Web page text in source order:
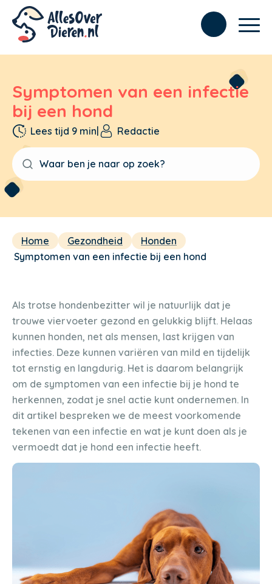
Symptomen van een infectie
bij een hond
Lees tijd 9 min| Redactie
Home Gezondheid
Honden
Symptomen van een infectie bij een hond
Als trotse hondenbezitter wil je natuurlijk dat je
trouwe viervoeter gezond en gelukkig blijft. Helaas
kunnen honden, net als mensen, last krijgen van
infecties. Deze kunnen variëren van mild en tijdelijk
tot ernstig en langdurig. Het is daarom belangrijk
om de symptomen van een infectie bij je hond te
herkennen, zodat je snel actie kunt ondernemen. In
dit artikel bespreken we de meest voorkomende
tekenen van een infectie en wat je kunt doen als je
vermoedt dat je hond een infectie heeft.